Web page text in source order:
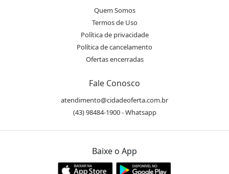
Quem Somos
Termos de Uso
Política de privacidade
Política de cancelamento
Ofertas encerradas
Fale Conosco
atendimento@cidadeoferta.com.br
(43) 98484-1900 - Whatsapp
Baixe o App